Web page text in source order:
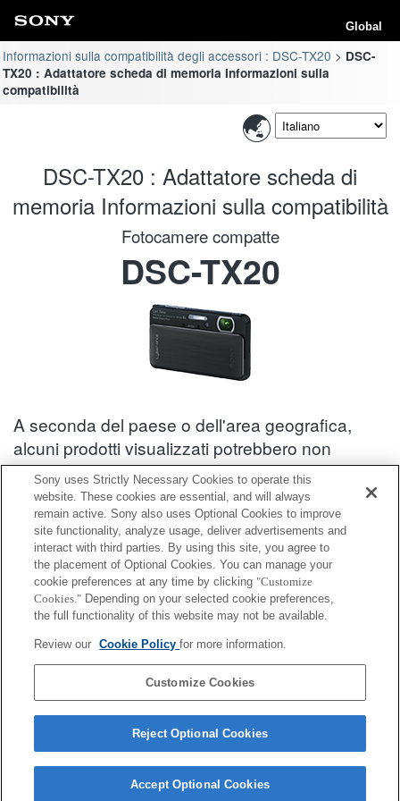
Global
Informazioni sulla compatibilità degli accessori : DSC-TX20
DSC-
TX20 : Adattatore scheda di memoria Informazioni sulla
compatibilità
DSC-TX20 : Adattatore scheda di
memoria Informazioni sulla compatibilità
Fotocamere compatte
DSC-TX20
A seconda del paese o dell'area geografica,
alcuni prodotti visualizzati potrebbero non
essere disponibili.
Informazioni sulla compatibilità degli accessori : DSC-TX20
Adattatore scheda di memoria
Completamente compatibile
SRAC-A1
Contact Us Cookie Policy
Sony uses Strictly Necessary Cookies to operate this
website. These cookies are essential, and will always
remain active. Sony also uses Optional Cookies to improve
site functionality, analyze usage, deliver advertisements and
interact with third parties. By using this site, you agree to
the placement of Optional Cookies. You can manage your
cookie preferences at any time by clicking "Customize
Cookies." Depending on your selected cookie preferences,
the full functionality of this website may not be available.
Review our Cookie Policyfor more information.
Customize Cookies
Reject Optional Cookies
Accept Optional Cookies